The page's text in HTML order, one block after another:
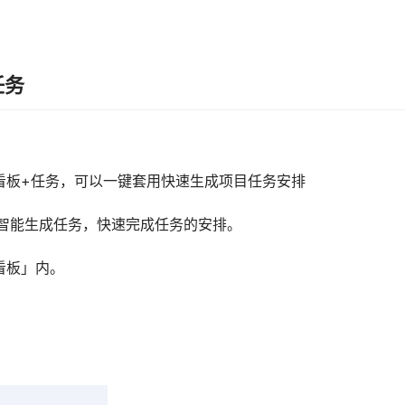
务
+任务，可以一键套用快速生成项目任务安排
生成任务，快速完成任务的安排。
」内。